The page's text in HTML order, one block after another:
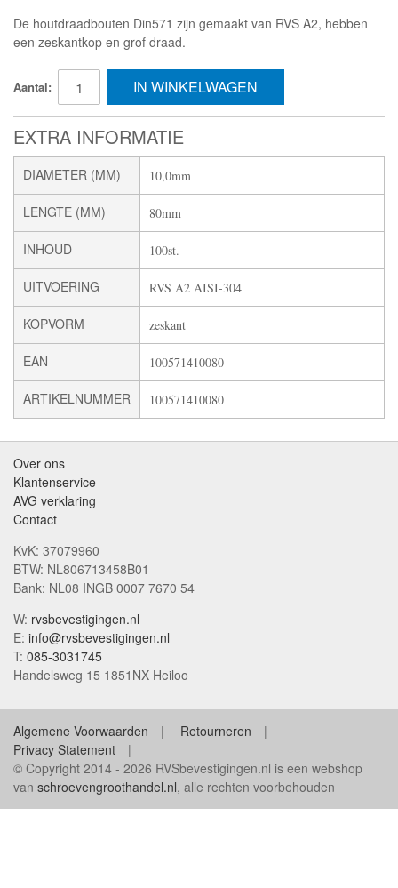
De houtdraadbouten Din571 zijn gemaakt van RVS A2, hebben
een zeskantkop en grof draad.
Aantal: IN WINKELWAGEN
EXTRA INFORMATIE
DIAMETER (MM) 10,0mm
LENGTE (MM) 80mm
INHOUD 100st.
UITVOERING RVS A2 AISI-304
KOPVORM zeskant
EAN 100571410080
ARTIKELNUMMER 100571410080
Over ons
Klantenservice
AVG verklaring
Contact
KvK: 37079960
BTW: NL806713458B01
Bank: NL08 INGB 0007 7670 54
W: rvsbevestigingen.nl
E: info@rvsbevestigingen.nl
T: 085-3031745
Handelsweg 15 1851NX Heiloo
Algemene Voorwaarden
Retourneren
Privacy Statement
© Copyright 2014 - 2026 RVSbevestigingen.nl is een webshop
van schroevengroothandel.nl, alle rechten voorbehouden